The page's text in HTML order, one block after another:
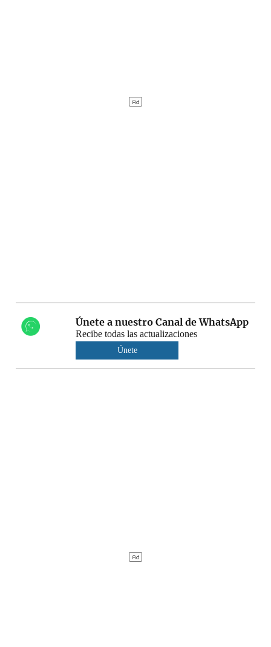
Únete a nuestro Canal de WhatsApp
Recibe todas las actualizaciones
Únete